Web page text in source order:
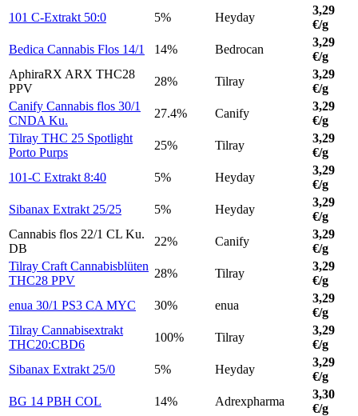
101 C-Extrakt 50:0
5% Heyday
3,29
€/g
Bedica Cannabis Flos 14/1
14% Bedrocan
3,29
€/g
AphiraRX ARX THC28
PPV
28% Tilray
3,29
€/g
Canify Cannabis flos 30/1
CNDA Ku.
27.4% Canify
3,29
€/g
Tilray THC 25 Spotlight
Porto Purps
25% Tilray
3,29
€/g
101-C Extrakt 8:40
5% Heyday
3,29
€/g
Sibanax Extrakt 25/25
5% Heyday
3,29
€/g
Cannabis flos 22/1 CL Ku.
DB
22% Canify
3,29
€/g
Tilray Craft Cannabisblüten
THC28 PPV
28% Tilray
3,29
€/g
enua 30/1 PS3 CA MYC
30% enua
3,29
€/g
Tilray Cannabisextrakt
THC20:CBD6
100% Tilray
3,29
€/g
Sibanax Extrakt 25/0
5% Heyday
3,29
€/g
BG 14 PBH COL
14% Adrexpharma
3,30
€/g